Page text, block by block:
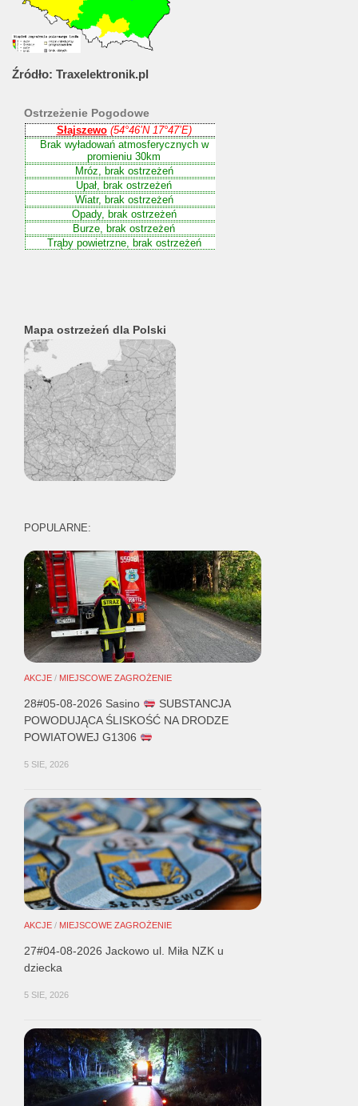
Źródło: Traxelektronik.pl
Ostrzeżenie Pogodowe
Mapa ostrzeżeń dla Polski
POPULARNE:
AKCJE / MIEJSCOWE ZAGROŻENIE
28#05-08-2026 Sasino
SUBSTANCJA
POWODUJĄCA ŚLISKOŚĆ NA DRODZE
POWIATOWEJ G1306
5 SIE, 2026
AKCJE / MIEJSCOWE ZAGROŻENIE
27#04-08-2026 Jackowo ul. Miła NZK u
dziecka
5 SIE, 2026